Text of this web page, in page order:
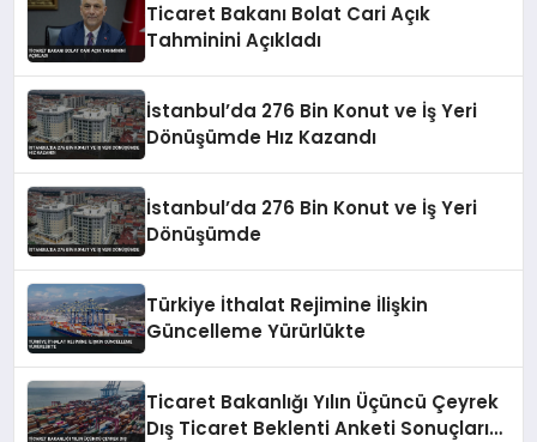
Ticaret Bakanı Bolat Cari Açık
Tahminini Açıkladı
İstanbul’da 276 Bin Konut ve İş Yeri
Dönüşümde Hız Kazandı
İstanbul’da 276 Bin Konut ve İş Yeri
Dönüşümde
Türkiye İthalat Rejimine İlişkin
Güncelleme Yürürlükte
Ticaret Bakanlığı Yılın Üçüncü Çeyrek
Dış Ticaret Beklenti Anketi Sonuçlarını